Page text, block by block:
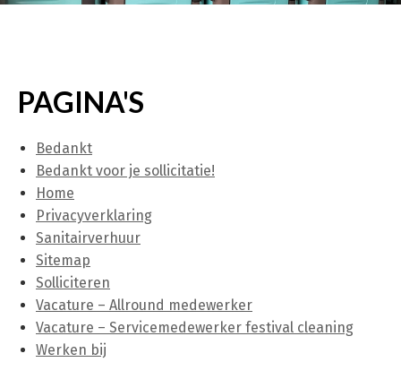
PAGINA'S
Bedankt
Bedankt voor je sollicitatie!
Home
Privacyverklaring
Sanitairverhuur
Sitemap
Solliciteren
Vacature – Allround medewerker
Vacature – Servicemedewerker festival cleaning
Werken bij